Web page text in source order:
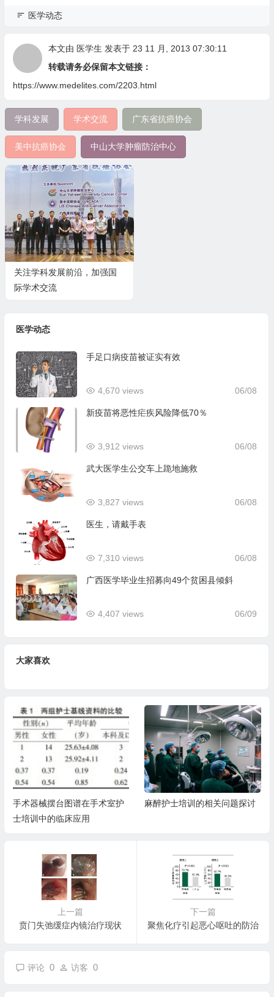
医学动态
本文由 医学生 发表于 23 11 月, 2013 07:30:11
转载请务必保留本文链接：
https://www.medelites.com/2203.html
学科发展 学术交流 广东省抗癌协会
美中抗癌协会 中山大学肿瘤防治中心
关注学科发展前沿，加强国
际学术交流
医学动态
手足口病疫苗被证实有效
06/08
4,670 views
新疫苗将恶性疟疾风险降低70％
06/08
3,912 views
武大医学生公交车上跪地施救
06/08
3,827 views
医生，请戴手表
06/08
7,310 views
广西医学毕业生招募向49个贫困县倾斜
06/09
4,407 views
大家喜欢
手术器械摆台图谱在手术室护
士培训中的临床应用
麻醉护士培训的相关问题探讨
上一篇
贲门失弛缓症内镜治疗现状
下一篇
聚焦化疗引起恶心呕吐的防治
评论 0 访客 0